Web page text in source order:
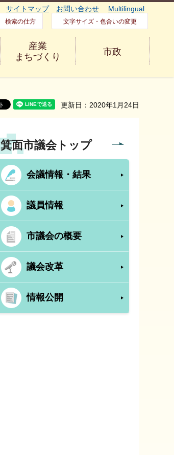
サイトマップ お問い合わせ Multilingual
検索の仕方 文字サイズ・色合いの変更
産業
まちづくり
市政
更新日：2020年1月24日
箕面市議会トップ
会議情報・結果
議員情報
市議会の概要
議会改革
情報公開